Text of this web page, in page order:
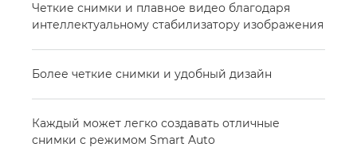
Четкие снимки и плавное видео благодаря
интеллектуальному стабилизатору изображения
Более четкие снимки и удобный дизайн
Каждый может легко создавать отличные
снимки с режимом Smart Auto